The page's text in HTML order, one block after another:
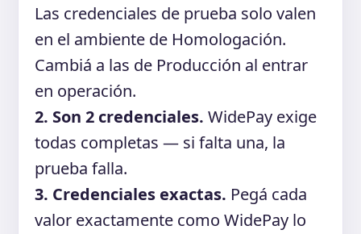
Las credenciales de prueba solo valen
en el ambiente de Homologación.
Cambiá a las de Producción al entrar
en operación.
2. Son 2 credenciales. WidePay exige
todas completas — si falta una, la
prueba falla.
3. Credenciales exactas. Pegá cada
valor exactamente como WidePay lo